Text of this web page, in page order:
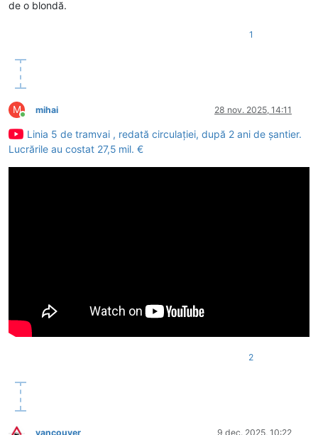
de o blondă.
1
M
Conectat
mihai 28 nov. 2025, 14:11
Linia 5 de tramvai , redată circulaţiei, după 2 ani de şantier.
Lucrările au costat 27,5 mil. €
2
vancouver 9 dec. 2025, 10:22